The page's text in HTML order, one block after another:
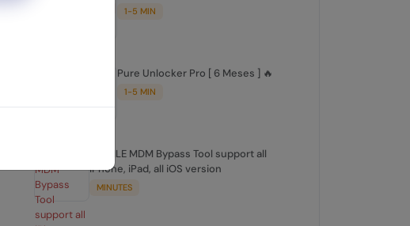
1-5 MIN
Pure Unlocker Pro [ 6 Meses ] 🔥
1-5 MIN
FRPFILE MDM Bypass Tool support all
iPhone, iPad, all iOS version
MINUTES